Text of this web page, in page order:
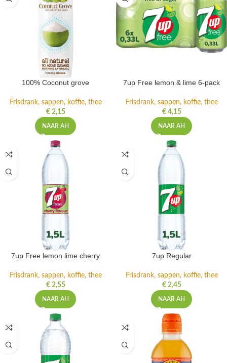
100% Coconut grove
Frisdrank, sappen, koffie, thee
€2,15
NAAR AH
7up Free lemon & lime 6-pack
Frisdrank, sappen, koffie, thee
€4,15
NAAR AH
7up Free lemon lime cherry
Frisdrank, sappen, koffie, thee
€2,55
NAAR AH
7up Regular
Frisdrank, sappen, koffie, thee
€2,45
NAAR AH